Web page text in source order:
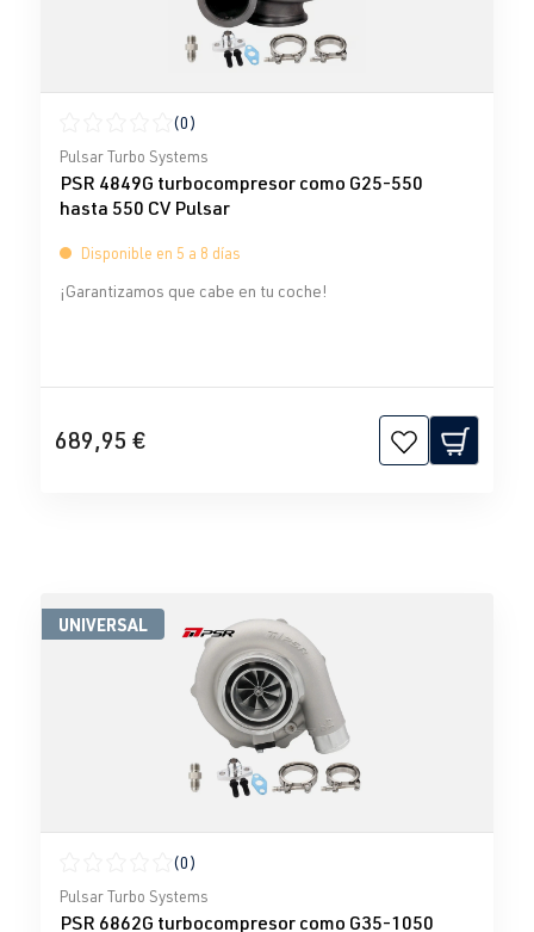
Calificación promedio de 0 de 5 estrellas
(0)
Pulsar Turbo Systems
PSR 4849G turbocompresor como G25-550
hasta 550 CV Pulsar
Disponible en 5 a 8 días
¡Garantizamos que cabe en tu coche!
689,95 €
UNIVERSAL
Calificación promedio de 0 de 5 estrellas
(0)
Pulsar Turbo Systems
PSR 6862G turbocompresor como G35-1050